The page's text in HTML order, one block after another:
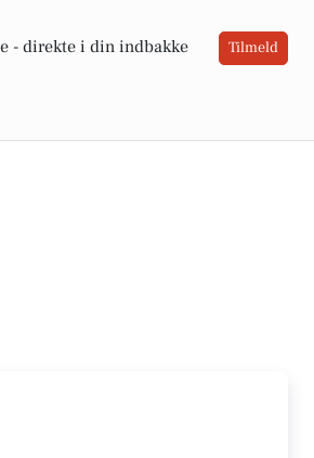
- direkte i din indbakke Tilmeld